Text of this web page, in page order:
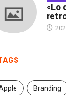
«Lo
Branding